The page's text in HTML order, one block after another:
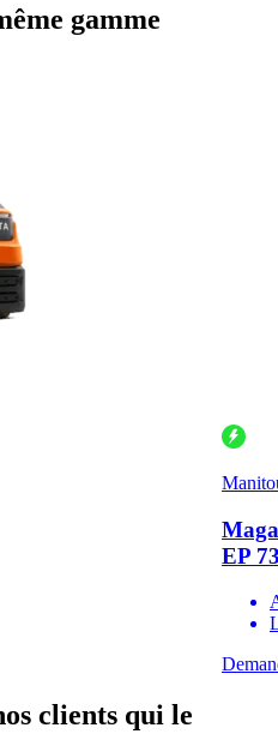
gamme
EP
clients qui le